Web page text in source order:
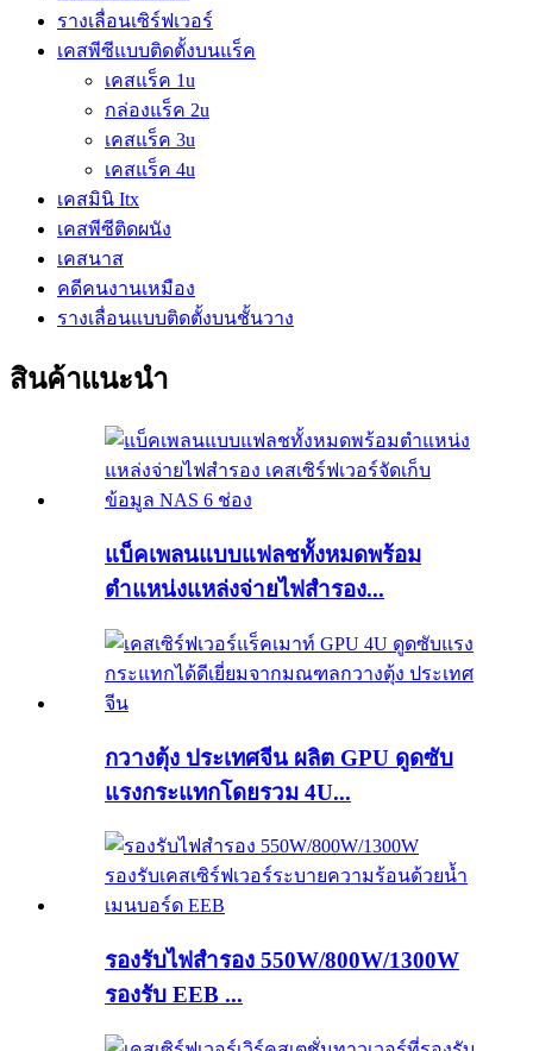
รางเลื่อนเซิร์ฟเวอร์
เคสพีซีแบบติดตั้งบนแร็ค
เคสแร็ค 1u
กล่องแร็ค 2u
เคสแร็ค 3u
เคสแร็ค 4u
เคสมินิ Itx
เคสพีซีติดผนัง
เคสนาส
คดีคนงานเหมือง
รางเลื่อนแบบติดตั้งบนชั้นวาง
สินค้าแนะนำ
แบ็คเพลนแบบแฟลชทั้งหมดพร้อม
ตำแหน่งแหล่งจ่ายไฟสำรอง...
กวางตุ้ง ประเทศจีน ผลิต GPU ดูดซับ
แรงกระแทกโดยรวม 4U...
รองรับไฟสำรอง 550W/800W/1300W
รองรับ EEB ...